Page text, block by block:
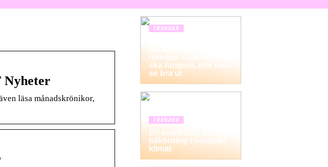
Nyheter
läsa månadskrönikor,
TRENDER
husdjur – när hemmet
ska fungera, inte bara
se bra ut
TRENDER
En oumbärlig del av
bilkörning i nordiskt
klimat